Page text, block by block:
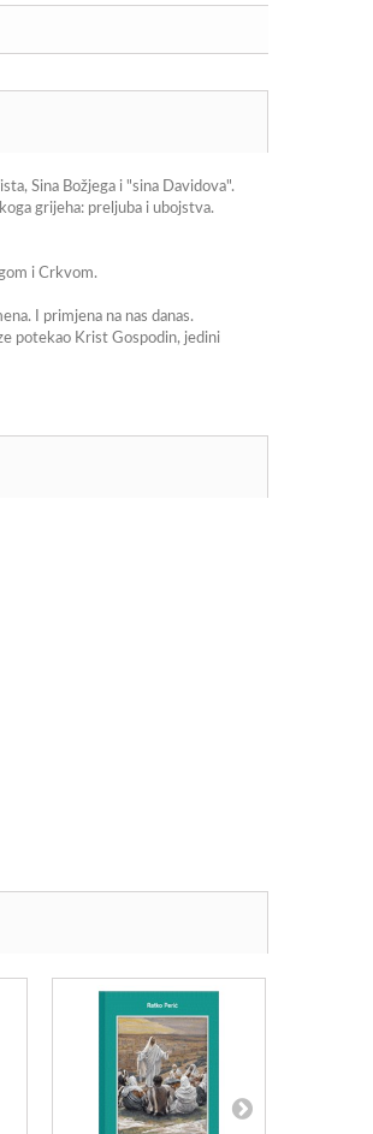
Sina Božjega i "sina Davidova".
grijeha: preljuba i ubojstva.
i Crkvom.
I primjena na nas danas.
potekao Krist Gospodin, jedini